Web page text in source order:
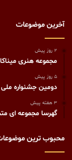
آخرین موضوعات
2 روز پیش
مجموعه هنری
5 روز پیش
دومین جشنواره ملی
3 هفته پیش
گهرسا مجموعه ای
محبوب ترین